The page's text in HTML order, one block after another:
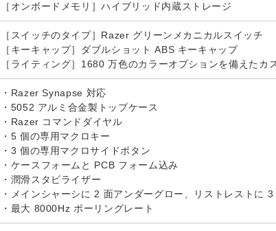
［オンボードメモリ］ハイブリッド内蔵ストレージ
［スイッチのタイプ］Razer グリーンメカニカルスイッチ
［キーキャップ］ダブルショット ABS キーキャップ
［ライティング］1680 万色のカラーオプションを備えた
・Razer Synapse 対応
・5052 アルミ合金製トップケース
・Razer コマンドダイヤル
・5 個の専用マクロキー
・3 個の専用マクロサイドボタン
・ケースフォームと PCB フォーム込み
・潤滑スタビライザー
・メインシャーシに 2 面アンダーグロー、リストレストに
・最大 8000Hz ポーリングレート